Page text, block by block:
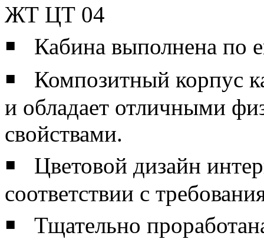
ЖТ ЦТ 04
￭ Кабина выполнена по
￭ Композитный корпус
и обладает отличными
свойствами.
￭ Цветовой дизайн
соответствии с
￭ Тщательно